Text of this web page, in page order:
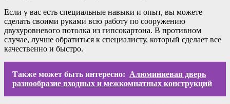
Если у вас есть специальные навыки и опыт, вы можете
сделать своими руками всю работу по сооружению
двухуровневого потолка из гипсокартона. В противном
случае, лучше обратиться к специалисту, который сделает все
качественно и быстро.
Также может быть интересно: Алюминиевая дверь
разнообразие входных и межкомнатных конструкций